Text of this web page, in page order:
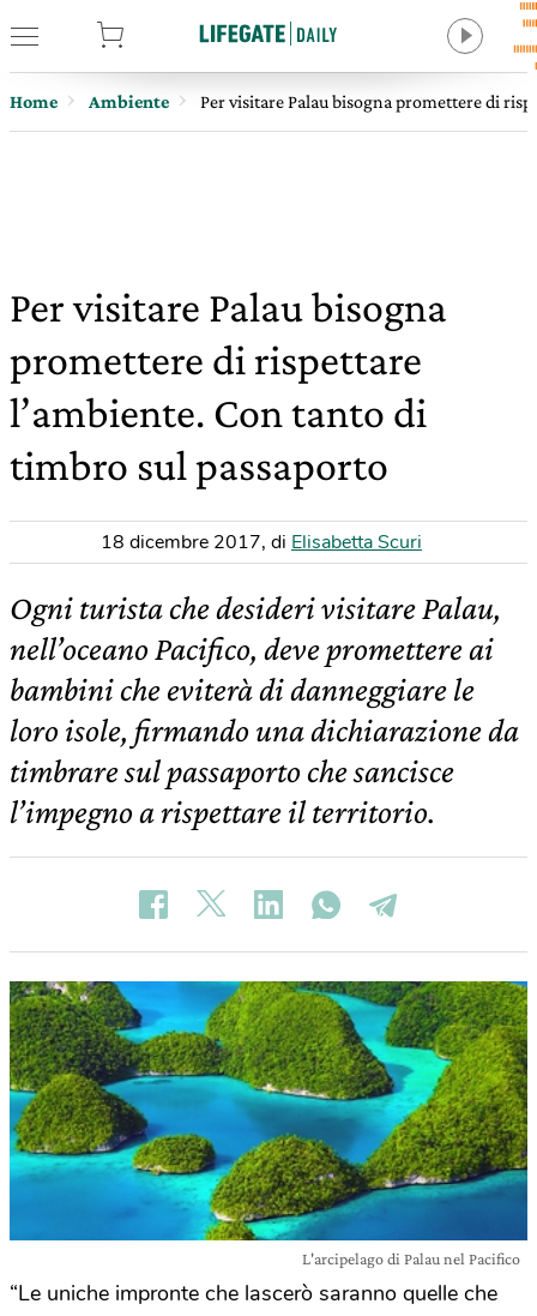
Home Ambiente Per visitare Palau bisogna promettere di
Per visitare Palau bisogna
promettere di rispettare
l’ambiente. Con tanto di
timbro sul passaporto
18 dicembre 2017, di Elisabetta Scuri
Ogni turista che desideri visitare Palau,
nell’oceano Pacifico, deve promettere ai
bambini che eviterà di danneggiare le
loro isole, firmando una dichiarazione da
timbrare sul passaporto che sancisce
l’impegno a rispettare il territorio.
L'arcipelago di Palau nel Pacifico
“Le uniche impronte che lascerò saranno quelle che